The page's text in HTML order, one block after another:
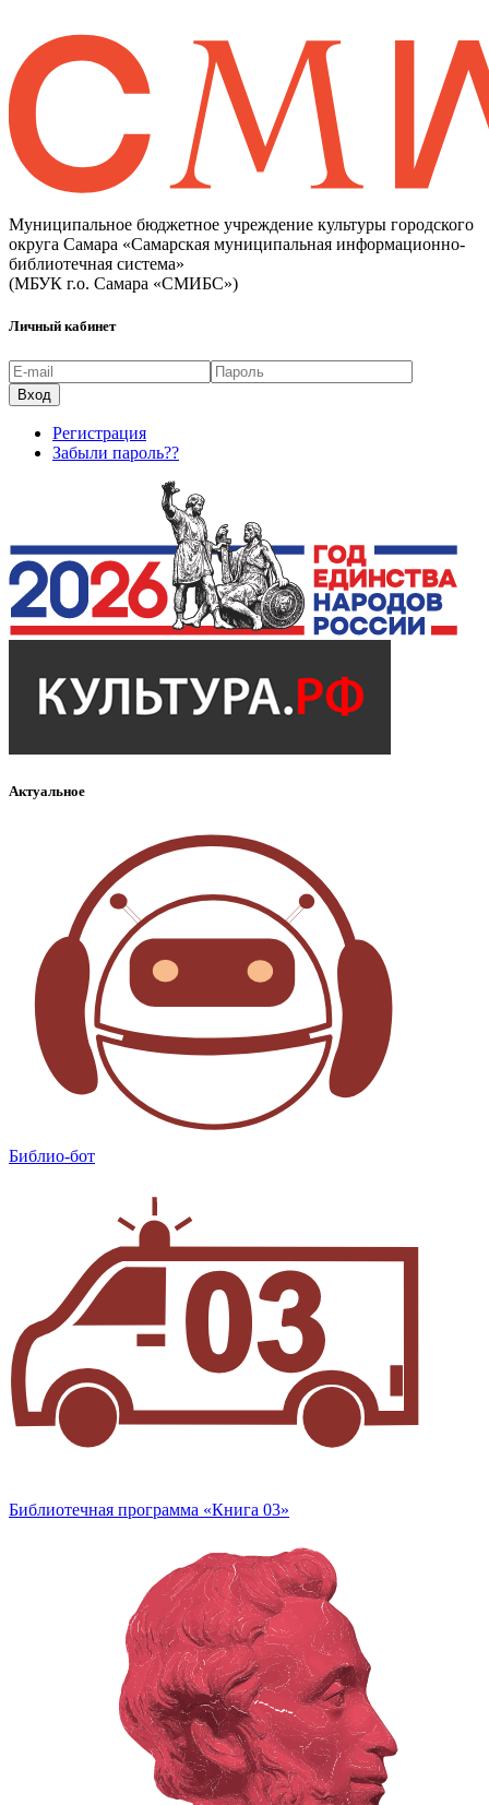
Муниципальное бюджетное учреждение культуры городского
округа Самара «Самарская муниципальная информационно-
библиотечная система»
(МБУК г.о. Самара «СМИБС»)
Личный кабинет
Регистрация
Забыли пароль??
Актуальное
Библио-бот
Библиотечная программа «Книга 03»